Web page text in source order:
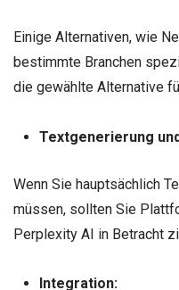
Einige Alternativen, wie
bestimmte Branchen
die gewählte Alternative
Textgenerierung
Wenn Sie hauptsächlich
müssen, sollten Sie
Perplexity AI in Betracht
Integration: